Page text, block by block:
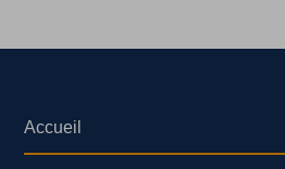
Accueil